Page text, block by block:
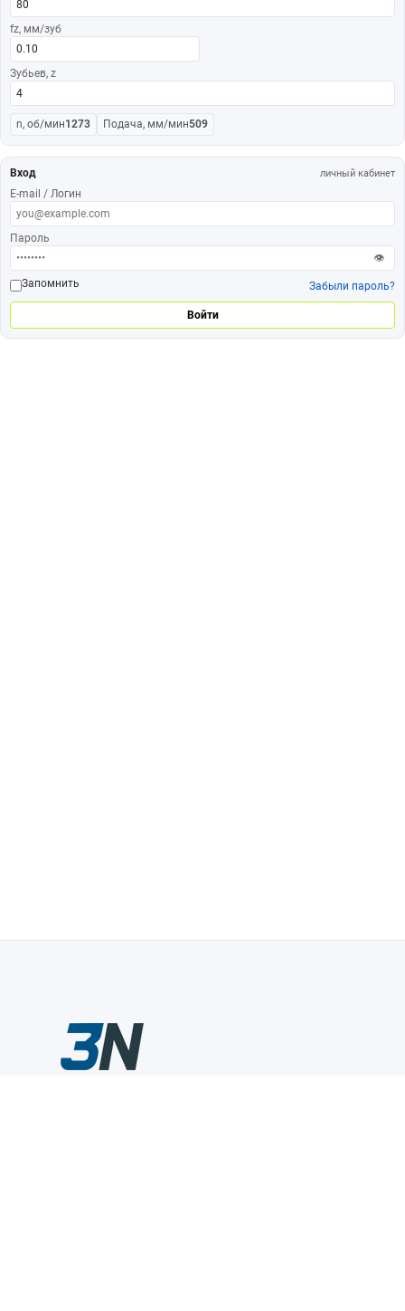
fz, мм/зуб
Зубьев, z
n, об/мин1273 Подача, мм/мин509
Вход личный кабинет
E-mail / Логин
Пароль
👁
Запомнить
Забыли пароль?
Войти